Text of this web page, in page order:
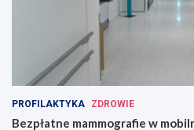
PROFILAKTYKA ZDROWIE
Bezpłatne mammografie w